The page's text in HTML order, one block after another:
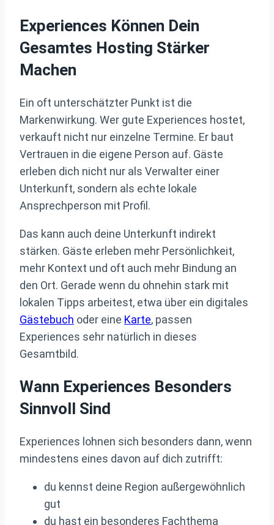
Experiences Können Dein
Gesamtes Hosting Stärker
Machen
Ein oft unterschätzter Punkt ist die
Markenwirkung. Wer gute Experiences hostet,
verkauft nicht nur einzelne Termine. Er baut
Vertrauen in die eigene Person auf. Gäste
erleben dich nicht nur als Verwalter einer
Unterkunft, sondern als echte lokale
Ansprechperson mit Profil.
Das kann auch deine Unterkunft indirekt
stärken. Gäste erleben mehr Persönlichkeit,
mehr Kontext und oft auch mehr Bindung an
den Ort. Gerade wenn du ohnehin stark mit
lokalen Tipps arbeitest, etwa über ein digitales
Gästebuch oder eine Karte, passen
Experiences sehr natürlich in dieses
Gesamtbild.
Wann Experiences Besonders
Sinnvoll Sind
Experiences lohnen sich besonders dann, wenn
mindestens eines davon auf dich zutrifft:
du kennst deine Region außergewöhnlich
gut
du hast ein besonderes Fachthema